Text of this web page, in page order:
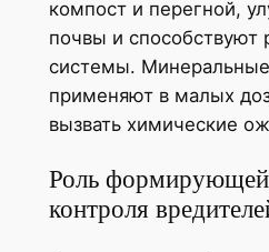
компост и перегной,
почвы и способствуют
системы.
применяют в малых
вызвать химические
Роль формирующей
контроля